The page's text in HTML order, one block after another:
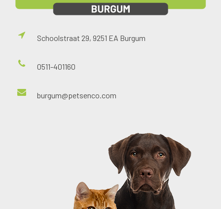
Schoolstraat 29, 9251 EA Burgum
0511-401160
burgum@petsenco.com